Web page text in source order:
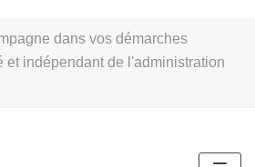
dans vos démarches
et indépendant de l'administration